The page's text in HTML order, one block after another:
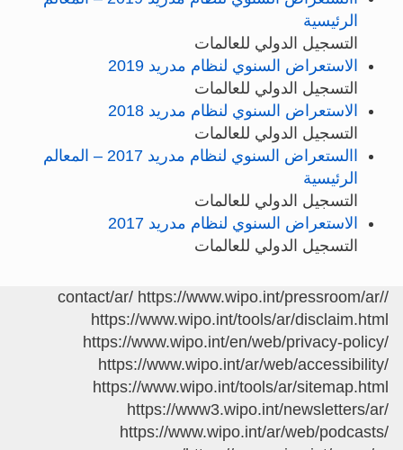
الرئيسية
التسجيل الدولي للعالمات
الاستعراض السنوي لنظام مدريد 2019
التسجيل الدولي للعالمات
الاستعراض السنوي لنظام مدريد 2018
التسجيل الدولي للعالمات
االستعراض السنوي لنظام مدريد 2017 – المعالم
الرئيسية
التسجيل الدولي للعالمات
الاستعراض السنوي لنظام مدريد 2017
التسجيل الدولي للعالمات
/contact/ar/
https://www.wipo.int/pressroom/ar/
https://www.wipo.int/tools/ar/disclaim.html
https://www.wipo.int/en/web/privacy-policy/
https://www.wipo.int/ar/web/accessibility/
https://www.wipo.int/tools/ar/sitemap.html
https://www3.wipo.int/newsletters/ar/
https://www.wipo.int/ar/web/podcasts/